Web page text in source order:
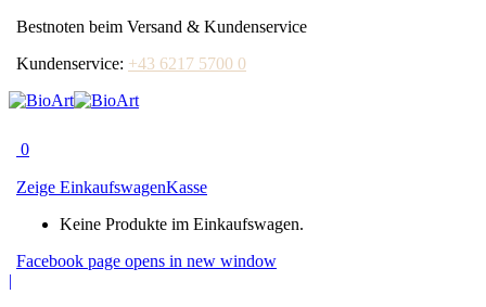
Bestnoten beim Versand & Kundenservice
Kundenservice: +43 6217 5700 0
0
Zeige EinkaufswagenKasse
Keine Produkte im Einkaufswagen.
Facebook page opens in new window
|